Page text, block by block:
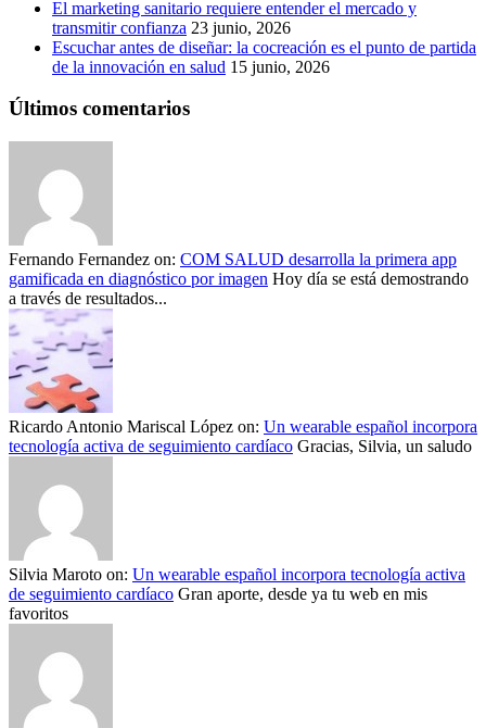
El marketing sanitario requiere entender el mercado y
transmitir confianza 23 junio, 2026
Escuchar antes de diseñar: la cocreación es el punto de partida
de la innovación en salud 15 junio, 2026
Últimos comentarios
Fernando Fernandez on: COM SALUD desarrolla la primera app
gamificada en diagnóstico por imagen Hoy día se está demostrando
a través de resultados...
Ricardo Antonio Mariscal López on: Un wearable español incorpora
tecnología activa de seguimiento cardíaco Gracias, Silvia, un saludo
Silvia Maroto on: Un wearable español incorpora tecnología activa
de seguimiento cardíaco Gran aporte, desde ya tu web en mis
favoritos